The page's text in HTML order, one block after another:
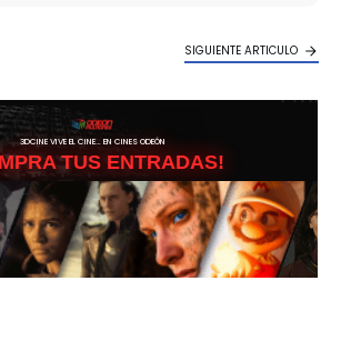
SIGUIENTE ARTICULO
3DCINE VIVE EL CINE… EN CINES ODEÓN
TUS ENTRADAS!